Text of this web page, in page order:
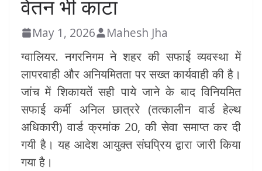
वेतन भी काटा
May 1, 2026
Mahesh Jha
ग्वालियर. नगरनिगम ने शहर की सफाई व्यवस्था में
लापरवाही और अनियमितता पर सख्त कार्यवाही की है।
जांच में शिकायतें सही पाये जाने के बाद विनियमित
सफाई कर्मी अनिल छात्ररे (तत्कालीन वार्ड हेल्थ
अधिकारी) वार्ड क्रमांक 20, की सेवा समाप्त कर दी
गयी है। यह आदेश आयुक्त संघप्रिय द्वारा जारी किया
गया है।